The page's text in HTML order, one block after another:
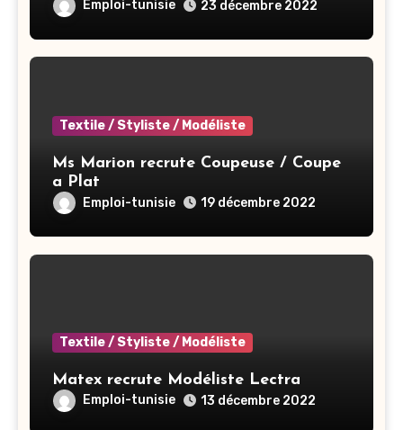
Emploi-tunisie 23 décembre 2022
Textile / Styliste / Modéliste
Ms Marion recrute Coupeuse / Coupe
a Plat
Emploi-tunisie 19 décembre 2022
Textile / Styliste / Modéliste
Matex recrute Modéliste Lectra
Emploi-tunisie 13 décembre 2022